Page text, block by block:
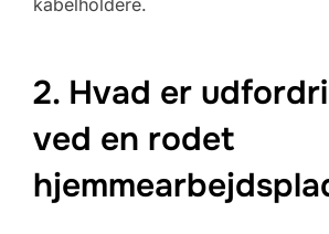
kabelholdere.
2. Hvad er
ved en rodet